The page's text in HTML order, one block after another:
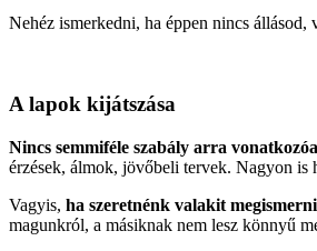
Nehéz ismerkedni, ha éppen nincs
A lapok kijátszása
Nincs semmiféle szabály arra
érzések, álmok, jövőbeli tervek. Nagyon is
Vagyis, ha szeretnénk valakit
magunkról, a másiknak nem lesz könnyű